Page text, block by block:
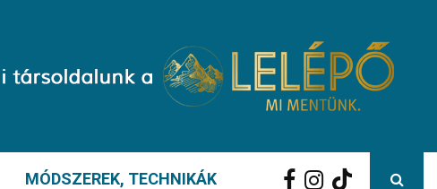
MÓDSZEREK, TECHNIKÁK